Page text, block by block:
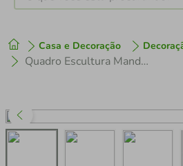
Casa e Decoração
Quadro Escultura Mandala Mão de Hamsa Aramado 60x54 Branco
1º tenis
perfume